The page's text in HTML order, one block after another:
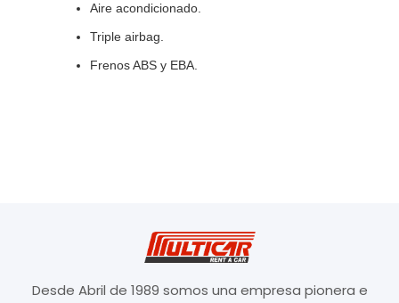
Aire acondicionado.
Triple airbag.
Frenos ABS y EBA.
Desde Abril de 1989 somos una empresa pionera e